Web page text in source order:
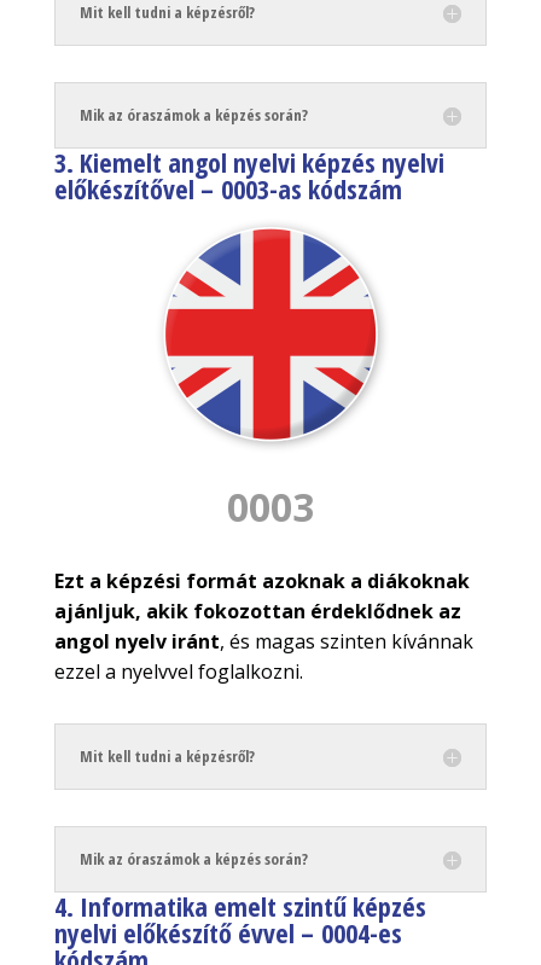
Mit kell tudni a képzésről?
Mik az óraszámok a képzés során?
3. Kiemelt angol nyelvi képzés nyelvi
előkészítővel – 0003-as kódszám
0003
Ezt a képzési formát azoknak a diákoknak
ajánljuk, akik fokozottan érdeklődnek az
angol nyelv iránt, és magas szinten kívánnak
ezzel a nyelvvel foglalkozni.
Mit kell tudni a képzésről?
Mik az óraszámok a képzés során?
4. Informatika emelt szintű képzés
nyelvi előkészítő évvel – 0004-es